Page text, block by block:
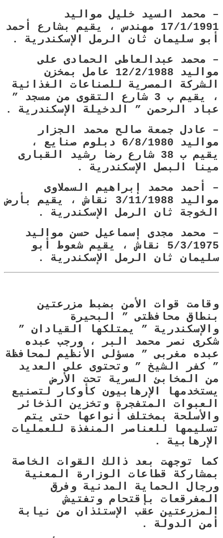
– محمد السيد خليل مواليد
17/1/1991 مهندس ، يقيم بشارع أحمد
أبو سليمان ثان الرمل الإسكندرية .
– محمد عبدالعاطى الحمادى على
مواليد 12/2/1988 عامل بمخزن
الشركة المصرية للصناعات الغذائية
، يقيم ب 3 شارع التقوى من مسجد ”
عباد الرحمن ” الدخيلة الإسكندرية .
– عادل جمعة صالح محمد الجزار
مواليد 6/8/1980 دبلوم صنايع ،
يقيم ب 38 شارع رضا رشيد القبارى
مينا البصل الإسكندرية .
– أحمد محمد إبراهيم السملاوى
مواليد 3/11/1988 نقاش ، يقيم بأرض
الخوجة ثان الرمل الإسكندرية .
– محمد مجدى إسماعيل حسن مواليد
5/3/1975 نقاش ، يقيم شعوط أبو
سليمان ثان الرمل الإسكندرية .
وقامت قوات الأمن بضبط مزرعتين
بنطاق محافظتى ” البحيرة
والإسكندرية ” يمتلكها القيادان ”
شكرى نصر محمد البر ، ورجب عبده
عبده مغربى ” مسؤلى الأنظيم لمحافظة
” كفر الشيخ ” وتحتوى على العديد
من المخابئ السرية تحت الأرض
يستخدمها الإرهابيون كأوكار لتصنيع
العبوات المتفجرة وتخزين الذخائر
والأسلحة بمختلف أنواعها حتى يتم
تسليمها للعناصر المنفذة للعمليات
الإرهابية .
كما توجهت بعد ذالك القوات الخاصة
بمشاركة قطاعات الوزارة المعنية
ورجال الحماية المدنية وفرق
المفرقعات بإقتحام وتفتيش
المزرعتين عقب الإستئذان من نيابة
أمن الدولة .